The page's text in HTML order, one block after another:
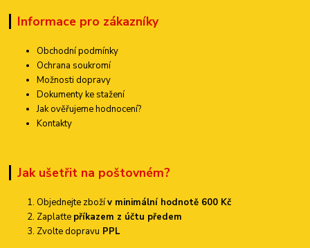
Informace pro zákazníky
Obchodní podmínky
Ochrana soukromí
Možnosti dopravy
Dokumenty ke stažení
Jak ověřujeme hodnocení?
Kontakty
Jak ušetřit na poštovném?
Objednejte zbožív minimální hodnotě 600 Kč
Zaplaťte příkazem z účtu předem
Zvolte dopravu PPL